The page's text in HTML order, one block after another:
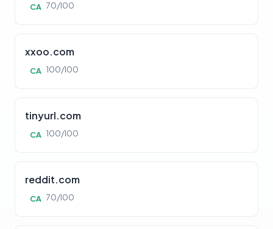
CA 70/100
xxoo.com
CA 100/100
tinyurl.com
CA 100/100
reddit.com
CA 70/100